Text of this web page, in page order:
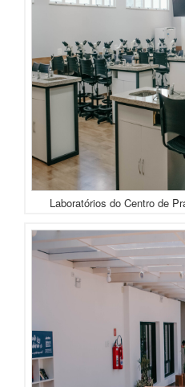
Laboratórios do Centro de